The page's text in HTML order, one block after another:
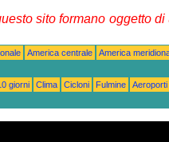
sito formano oggetto
America centrale
America
giorni Clima Cicloni Fulmine
Aeroporti